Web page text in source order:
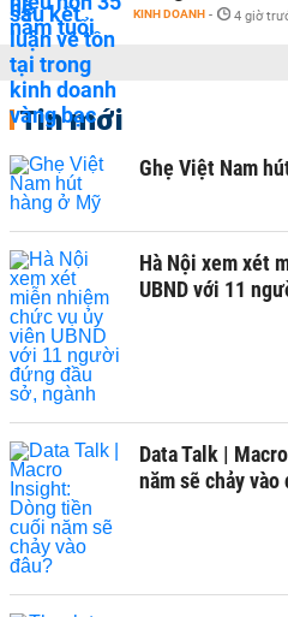
KINH DOANH - 4 giờ
Tin mới
Ghẹ Việt Nam
Hà Nội xem xét
UBND với 11
Data Talk |
năm sẽ chảy vào